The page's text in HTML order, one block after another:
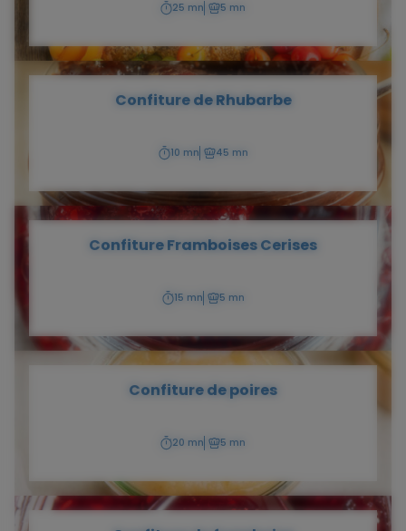
Temps
préparation
25 mnTemps
5 mn
Confiture de Rhubarbe
Temps
préparation
10 mnTemps
cuisson
45 mn
Confiture Framboises Cerises
Temps
préparation
15 mnTemps
cuisson
5 mn
Confiture de poires
Temps
20 mnTemps
5 mn